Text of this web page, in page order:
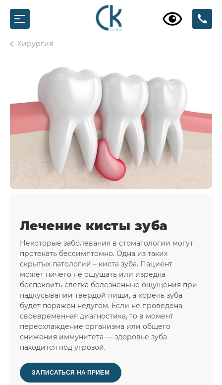
Хирургия
Лечение кисты зуба
Некоторые заболевания в стоматологии могут
протекать бессимптомно. Одна из таких
скрытых патологий – киста зуба. Пациент
может ничего не ощущать или изредка
беспокоить слегка болезненные ощущения при
надкусывании твердой пищи, а корень зуба
будет поражен недугом. Если не проведена
своевременная диагностика, то в момент
переохлаждение организма или общего
снижения иммунитета — здоровье зуба
находится под угрозой.
ЗАПИСАТЬСЯ НА ПРИЕМ